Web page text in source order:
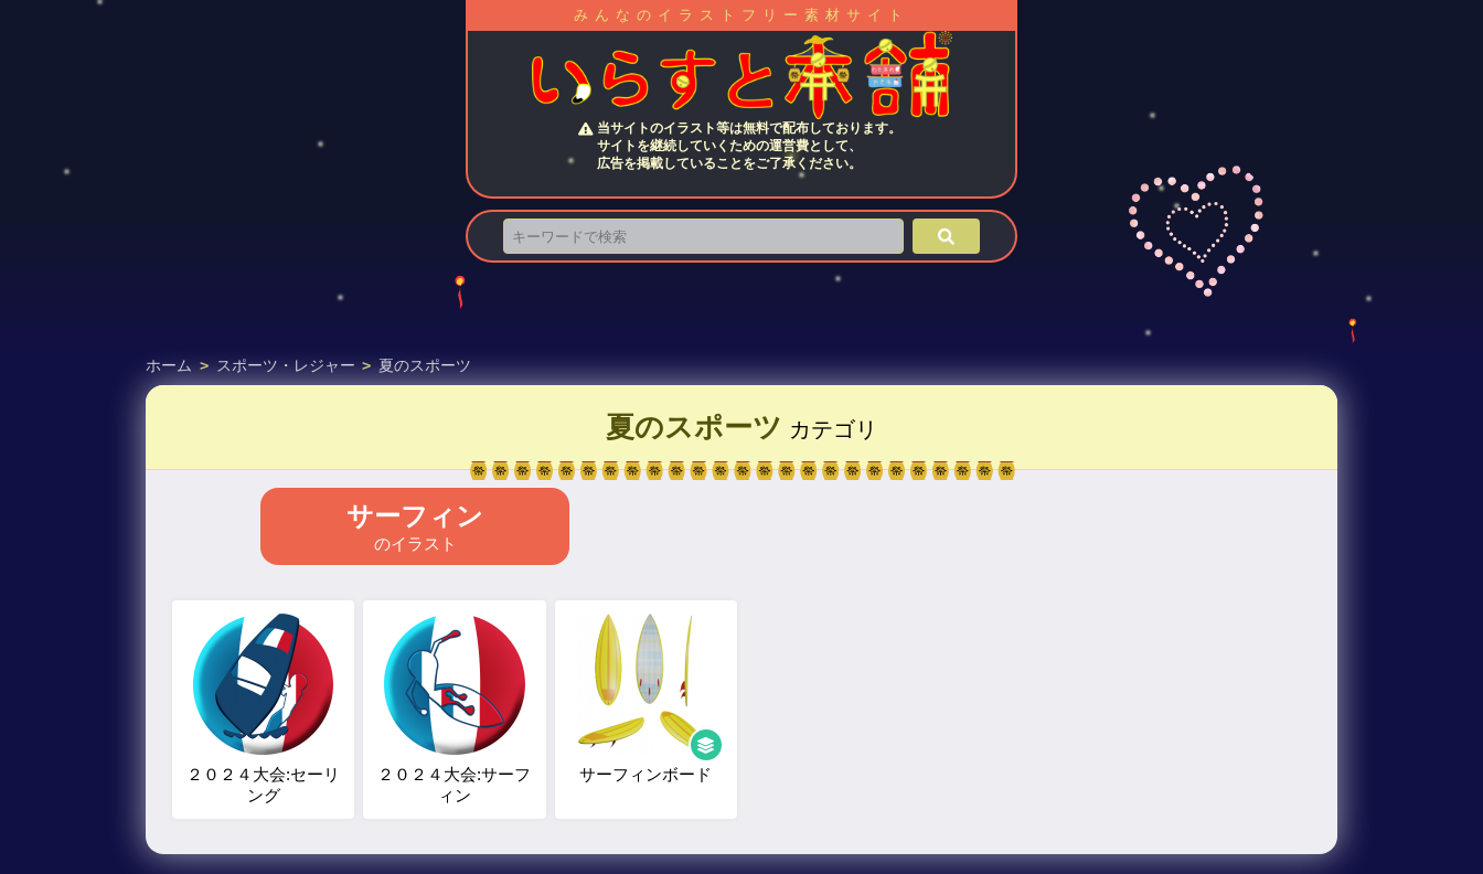
みんなのイラストフリー素材サイト
当サイトのイラスト等は無料で配布しております。
サイトを継続していくための運営費として、
広告を掲載していることをご了承ください。
ホーム > スポーツ・レジャー > 夏のスポーツ
夏のスポーツ カテゴリ
サーフィン
のイラスト
２０２４大会:セーリ
ング
２０２４大会:サーフ
ィン
サーフィンボード